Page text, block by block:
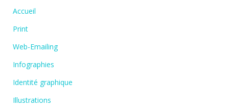
Accueil
Print
Web-Emailing
Infographies
Identité graphique
Illustrations